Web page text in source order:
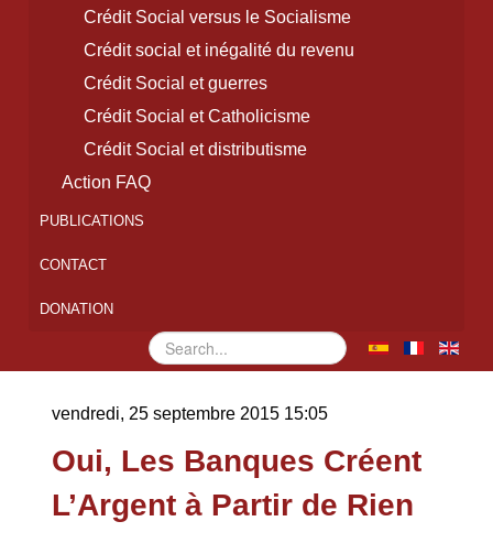
Crédit Social versus le Socialisme
Crédit social et inégalité du revenu
Crédit Social et guerres
Crédit Social et Catholicisme
Crédit Social et distributisme
Action FAQ
PUBLICATIONS
CONTACT
DONATION
Rechercher
vendredi, 25 septembre 2015 15:05
Oui, Les Banques Créent
L’Argent à Partir de Rien